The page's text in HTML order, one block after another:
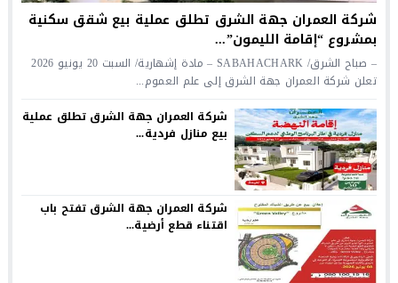
شركة العمران جهة الشرق تطلق عملية بيع شقق سكنية
بمشروع “إقامة الليمون”...
– صباح الشرق/ SABAHACHARK – مادة إشهارية/ السبت 20 يونيو 2026
تعلن شركة العمران جهة الشرق إلى علم العموم...
شركة العمران جهة الشرق تطلق عملية
بيع منازل فردية...
شركة العمران جهة الشرق تفتح باب
اقتناء قطع أرضية...